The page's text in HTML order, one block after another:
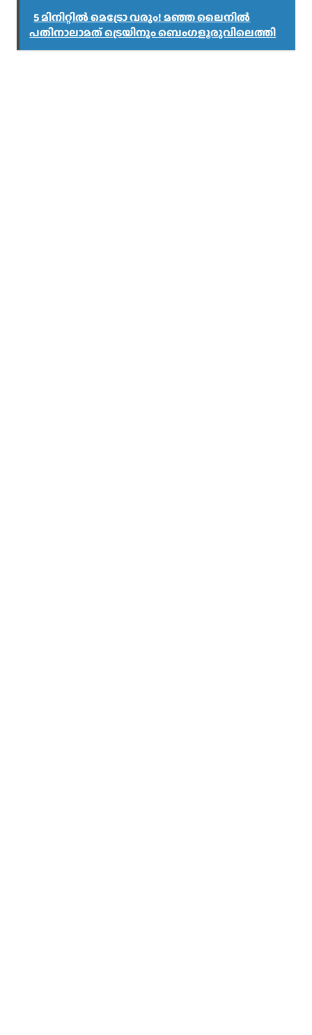
5 മിനിറ്റിൽ മെട്രോ വരും! മഞ്ഞ ലൈനിൽ
പതിനാലാമത് ട്രെയിനും ബെംഗളൂരുവിലെത്തി